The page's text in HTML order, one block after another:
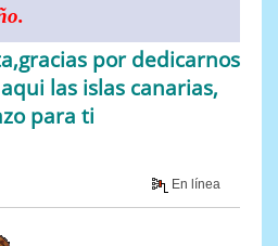
por dedicarnos
las islas canarias,
para ti
En línea